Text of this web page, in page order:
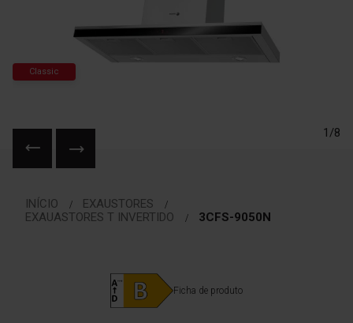
1/8
Classic
INÍCIO
EXAUSTORES
EXAUASTORES T INVERTIDO
3CFS-9050N
Ficha de produto